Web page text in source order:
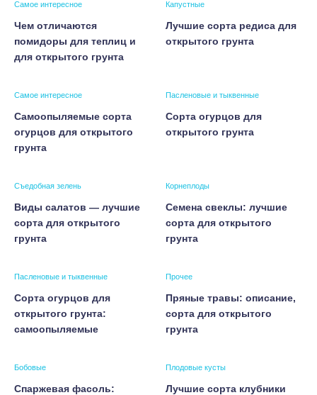
Самое интересное
Чем отличаются
помидоры для теплиц и
для открытого грунта
Капустные
Лучшие сорта редиса для
открытого грунта
Самое интересное
Самоопыляемые сорта
огурцов для открытого
грунта
Пасленовые и тыквенные
Сорта огурцов для
открытого грунта
Съедобная зелень
Виды салатов — лучшие
сорта для открытого
грунта
Корнеплоды
Семена свеклы: лучшие
сорта для открытого
грунта
Пасленовые и тыквенные
Сорта огурцов для
открытого грунта:
самоопыляемые
Прочее
Пряные травы: описание,
сорта для открытого
грунта
Бобовые
Спаржевая фасоль:
Плодовые кусты
Лучшие сорта клубники